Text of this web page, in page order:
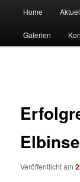
wechseln
Kölner
Home
Galerien
Veröffentlicht am